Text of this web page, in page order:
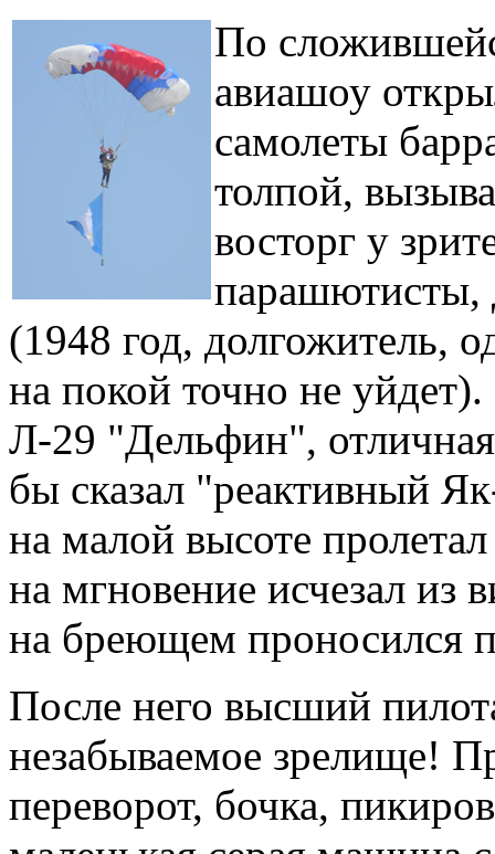
По
авиашоу
самолеты
толпой,
восторг у
парашютисты,
(1948 год, долгожитель,
на покой точно не
Л-29 "Дельфин",
бы сказал "реактивный
на малой высоте
на мгновение исчезал из
на бреющем проносился
После него высший
незабываемое зрелище!
переворот, бочка,